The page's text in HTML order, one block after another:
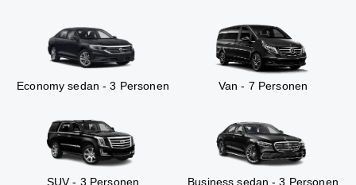
Economy sedan - 3 Personen Van - 7 Personen
SUV - 3 Personen Business sedan - 3 Personen